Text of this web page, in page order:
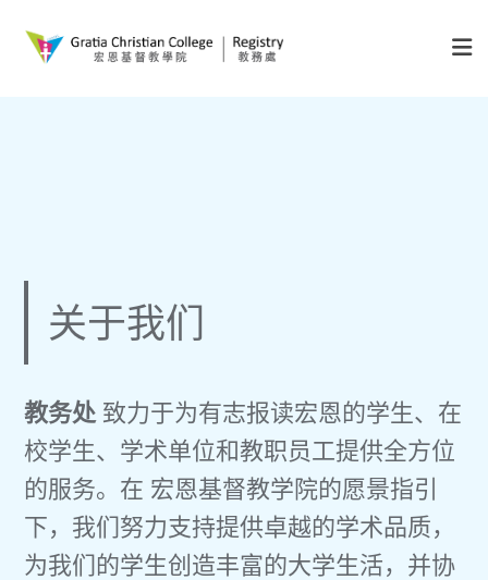
关于我们
教务处 致力于为有志报读宏恩的学生、在
校学生、学术单位和教职员工提供全方位
的服务。在 宏恩基督教学院的愿景指引
下，我们努力支持提供卓越的学术品质，
为我们的学生创造丰富的大学生活，并协